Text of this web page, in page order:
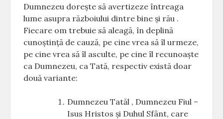
Dumnezeu dorește să avertizeze întreaga
lume asupra războiului dintre bine și rău .
Fiecare om trebuie să aleagă, în deplină
cunoștință de cauză, pe cine vrea să îl urmeze,
pe cine vrea să îl asculte, pe cine îl recunoaște
ca Dumnezeu, ca Tată, respectiv există doar
două variante:
Dumnezeu Tatăl , Dumnezeu Fiul –
Isus Hristos și Duhul Sfânt, care